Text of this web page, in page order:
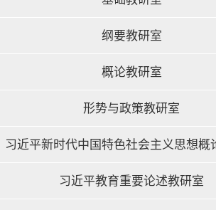
纲要教研室
概论教研室
形势与政策教研室
习近平新时代中国特色社会主义思想概
习近平教育重要论述教研室